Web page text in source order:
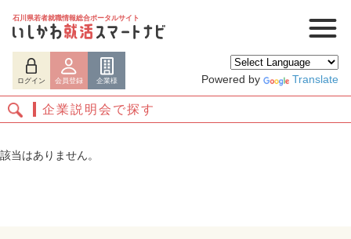
石川県若者就職情報総合ポータルサイト
ログイン 会員登録 企業様 Powered by Translate
企業説明会で探す
該当はありません。